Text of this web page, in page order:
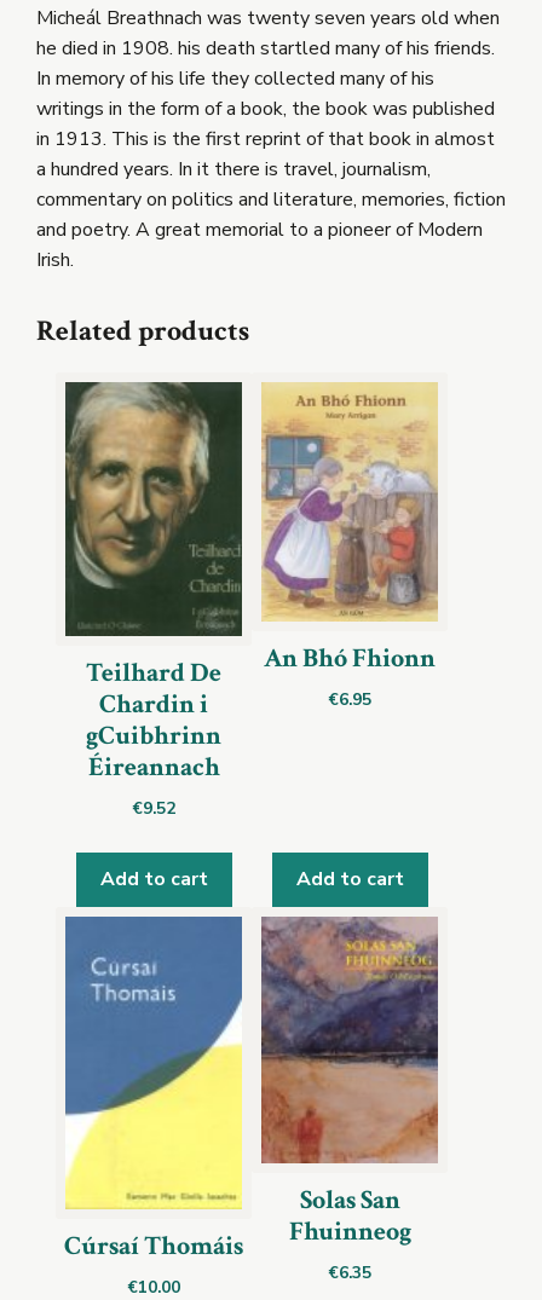
Micheál Breathnach was twenty seven years old when
he died in 1908. his death startled many of his friends.
In memory of his life they collected many of his
writings in the form of a book, the book was published
in 1913. This is the first reprint of that book in almost
a hundred years. In it there is travel, journalism,
commentary on politics and literature, memories, fiction
and poetry. A great memorial to a pioneer of Modern
Irish.
Related products
Teilhard De
Chardin i
gCuibhrinn
Éireannach
€9.52
Add to cart
An Bhó Fhionn
€6.95
Add to cart
Cúrsaí Thomáis
€10.00
Solas San
Fhuinneog
€6.35